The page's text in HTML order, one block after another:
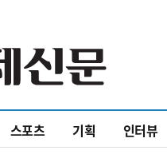
스포츠 기획 인터뷰